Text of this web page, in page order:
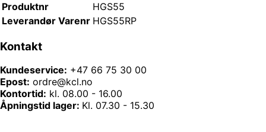
Produktnr
HGS55
Leverandør Varenr HGS55RP
Kontakt
Kundeservice: +47 66 75 30 00
Epost: ordre@kcl.no
Kontortid: kl. 08.00 - 16.00
Åpningstid lager: Kl. 07.30 - 15.30